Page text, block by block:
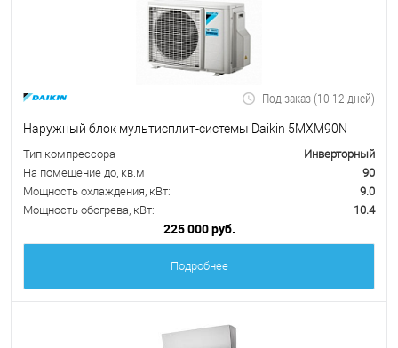
Под заказ (10-12 дней)
Наружный блок мультисплит-системы Daikin 5MXM90N
Тип компрессора
Инверторный
На помещение до, кв.м
90
Мощность охлаждения, кВт:
9.0
Мощность обогрева, кВт:
10.4
225 000 руб.
Подробнее